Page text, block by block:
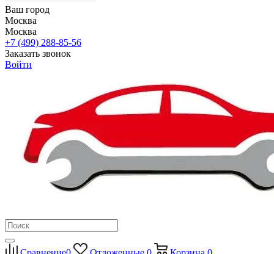
Ваш город
Москва
Москва
+7 (499) 288-85-56
Заказать звонок
Войти